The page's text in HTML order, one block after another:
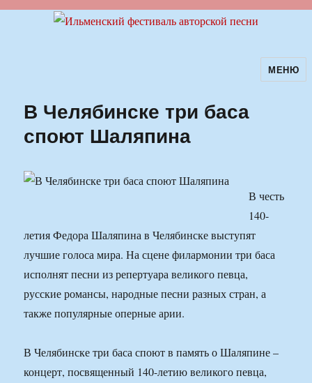
Ильменский фестиваль авторскойМЕНЮ
В Челябинске три баса
споют Шаляпина
В честь
140-
летия Федора Шаляпина в Челябинске выступят
лучшие голоса мира. На сцене филармонии три баса
исполнят песни из репертуара великого певца,
русские романсы, народные песни разных стран, а
также популярные оперные арии.
В Челябинске три баса споют в память о Шаляпине –
концерт, посвященный 140-летию великого певца,